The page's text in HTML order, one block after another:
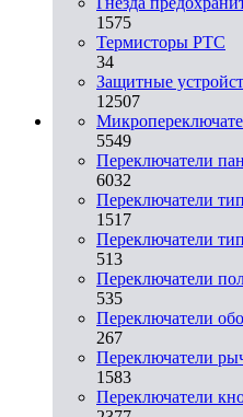
1575
Термисторы PTC
34
Защитные
12507
5549
Переключатели
6032
Переключатели
1517
Переключатели
513
Переключатели
535
Переключатели
267
Переключатели
1583
Переключатели